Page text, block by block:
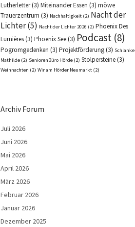
Lutherletter(3) Miteinander Essen (3) möwe
Trauerzentrum (3) Nachhaltigkeit (2) Nacht der
Lichter(5) Nacht der Lichter 2026 (2) Phoenix Des
Lumières(3) Phoenix See(3) Podcast (8)
Pogromgedenken (3) Projektförderung(3) Schlanke
Mathilde (2) SeniorenBüro Hörde (2) Stolpersteine(3)
Weihnachten (2) Wir am Hörder Neumarkt (2)
Archiv Forum
Juli 2026
Juni 2026
Mai 2026
April 2026
März 2026
Februar 2026
Januar 2026
Dezember 2025